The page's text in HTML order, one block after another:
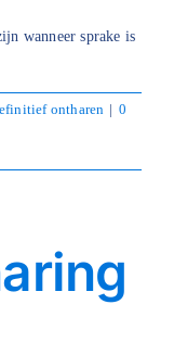
wanneer sprake is
ontharen | 0